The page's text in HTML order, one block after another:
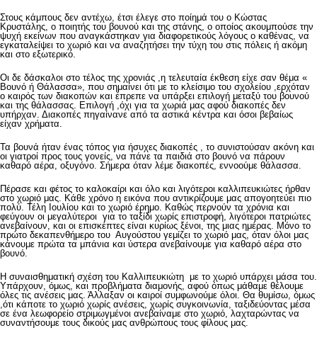
Στους κάμπους δεν αντέχω, έτσι έλεγε στο ποίημά του ο Κώστας
Κρυστάλης, ο ποιητής του βουνού και της στάνης, ο οποίος ακουμπούσε την
ψυχή εκείνων που αναγκάστηκαν για διαφορετικούς λόγους ο καθένας, να
εγκαταλείψει το χωριό και να αναζητήσει την τύχη του στις πόλεις ή ακόμη
και στο εξωτερικό.
Οι δε δάσκαλοι στο τέλος της χρονιάς ,η τελευταία έκθεση είχε σαν θέμα «
Βουνό ή Θάλασσα», που σημαίνει ότι με το κλείσιμο του σχολείου ,ερχόταν
ο καιρός των διακοπών και έπρεπε να υπάρξει επιλογή μεταξύ του βουνού
και της θάλασσας. Επιλογή ,όχι για τα χωριά μας αφού διακοπές δεν
υπήρχαν. Διακοπές πηγαίνανε από τα αστικά κέντρα και όσοι βεβαίως
είχαν χρήματα.
Τα βουνά ήταν ένας τόπος για ήσυχες διακοπές , το συνιστούσαν ακόνη και
οι γιατροί προς τους γονείς, να πάνε τα παιδιά στο βουνό να πάρουν
καθαρό αέρα, οξυγόνο. Σήμερα όταν λέμε διακοπές, εννοούμε θάλασσα.
Πέρασε και φέτος το καλοκαίρι και όλο και λιγότεροι καλλιπευκιώτες ήρθαν
στο χωριό μας. Κάθε χρόνο η εικόνα που αντικρίζουμε μας απογοητεύει πιο
πολύ. Τέλη Ιουλίου και το χωριό έρημο. Καθώς περνούν τα χρόνια και
φεύγουν οι μεγαλύτεροι για το ταξίδι χωρίς επιστροφή, λιγότεροι πατριώτες
ανεβαίνουν, και οι επισκέπτες είναι κυρίως ξένοι, της μιας ημέρας. Μόνο το
πρώτο δεκαπενθήμερο του Αυγούστου γεμίζει το χωριό μας, όταν όλοι μας
κάνουμε πρώτα τα μπάνια και ύστερα ανεβαίνουμε για καθαρό αέρα στο
βουνό.
Η συναισθηματική σχέση του Καλλιπευκιώτη με το χωριό υπάρχει μάσα του.
Υπάρχουν, όμως, και προβλήματα διαμονής, αφού όπως μάθαμε θέλουμε
όλες τις ανέσεις μας. Άλλαξαν οι καιροί συμφωνούμε όλοι. Θα θυμίσω, όμως
,ότι κάποτε το χωριό χωρίς ανέσεις, χωρίς συγκοινωνία, ταξιδεύοντας μέσα
σε ένα λεωφορείο στριμωγμένοι ανεβαίναμε στο χωριό, λαχταρώντας να
συναντήσουμε τους δικούς μας ανθρώπους τους φίλους μας.